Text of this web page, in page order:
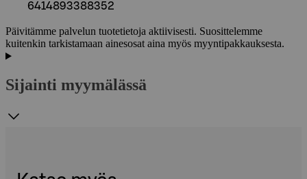
6414893388352
Päivitämme palvelun tuotetietoja aktiivisesti. Suosittelemme
kuitenkin tarkistamaan ainesosat aina myös myyntipakkauksesta.
Sijainti myymälässä